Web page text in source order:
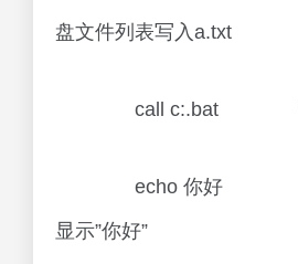
盘文件列表写入a.txt
call c:.bat 调
echo
显示”你好”